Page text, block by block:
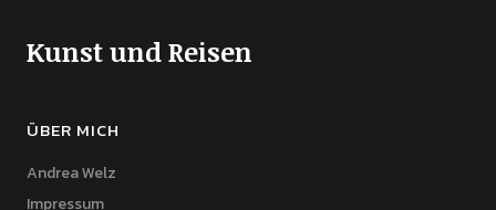
Kunst und Reisen
ÜBER MICH
Andrea Welz
Impressum